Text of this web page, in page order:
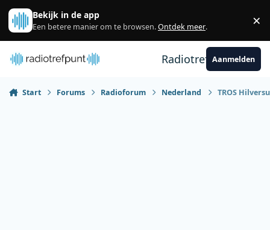
Spring naar bijdragen
Bekijk in de app
Een betere manier om te browsen.Ontdek meer. ×
RadiotrefpuntAanmelden
Start Forums Radioforum Nederland TROS